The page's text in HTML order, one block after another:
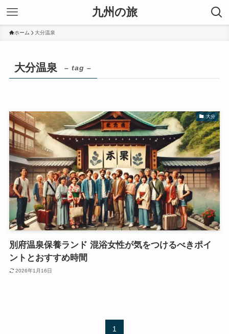
九州の旅
ホーム 大分温泉
大分温泉 – tag –
大分
別府温泉保養ランド 混浴女性が気をつけるべきポイ
ントとおすすめ時間
2026年1月16日
1